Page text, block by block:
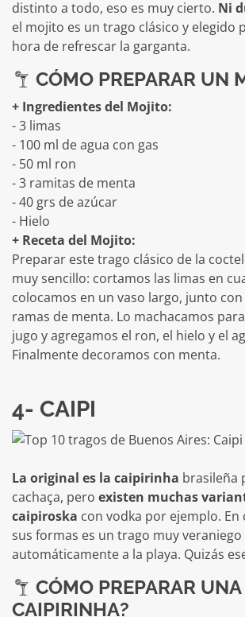
distinto a todo, eso es muy cierto. Ni
el mojito es un trago clásico y elegido
hora de refrescar la garganta.
CÓMO PREPARAR UN
+ Ingredientes del Mojito:
- 3 limas
- 100 ml de agua con gas
- 50 ml ron
- 3 ramitas de menta
- 40 grs de azúcar
- Hielo
+ Receta del Mojito:
Preparar este trago clásico de la
muy sencillo: cortamos las limas en
colocamos en un vaso largo, junto con
ramas de menta. Lo machacamos
jugo y agregamos el ron, el hielo y el
Finalmente decoramos con menta.
4- CAIPI
La original es la caipirinha brasileña
cachaça, pero existen muchas
caipiroska con vodka por ejemplo. En
sus formas es un trago muy
automáticamente a la playa. Quizás
CÓMO PREPARAR UNA
CAIPIRINHA?